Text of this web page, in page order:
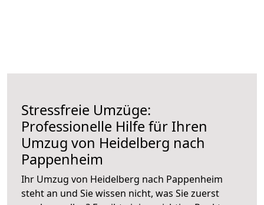
Stressfreie Umzüge:
Professionelle Hilfe für Ihren
Umzug von Heidelberg nach
Pappenheim
Ihr Umzug von Heidelberg nach Pappenheim
steht an und Sie wissen nicht, was Sie zuerst